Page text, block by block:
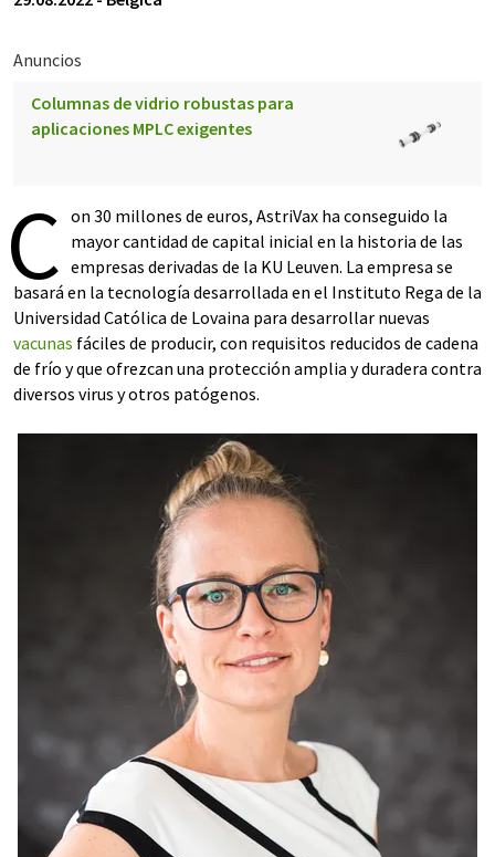
Anuncios
Columnas de vidrio robustas para
aplicaciones MPLC exigentes
C on 30 millones de euros, AstriVax ha conseguido la
mayor cantidad de capital inicial en la historia de las
empresas derivadas de la KU Leuven. La empresa se
basará en la tecnología desarrollada en el Instituto Rega de la
Universidad Católica de Lovaina para desarrollar nuevas
vacunas fáciles de producir, con requisitos reducidos de cadena
de frío y que ofrezcan una protección amplia y duradera contra
diversos virus y otros patógenos.